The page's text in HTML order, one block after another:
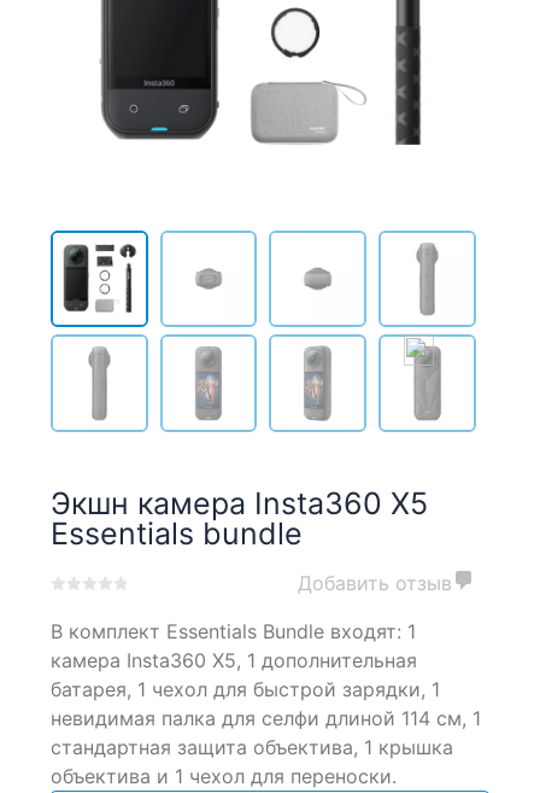
Экшн камера Insta360 X5
Essentials bundle
out
on
customer
ratings
Добавить отзыв
В комплект Essentials Bundle входят: 1
камера Insta360 X5, 1 дополнительная
батарея, 1 чехол для быстрой зарядки, 1
невидимая палка для селфи длиной 114 см, 1
стандартная защита объектива, 1 крышка
объектива и 1 чехол для переноски.